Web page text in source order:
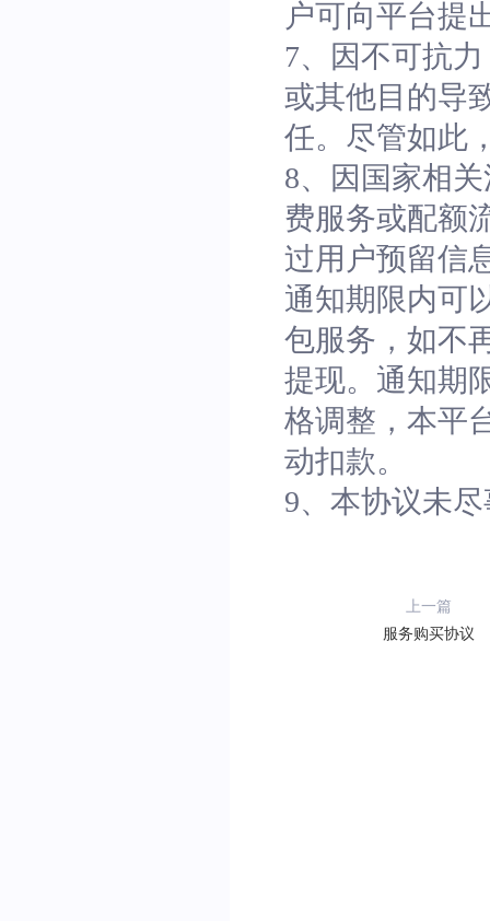
户可向平台提
7、因不可抗
或其他目的导
任。尽管如此
8、因国家相
费服务或配额
过用户预留信
通知期限内可
包服务，如不
提现。通知期
格调整，本平
动扣款。
9、本协议未
上一篇
服务购买协议